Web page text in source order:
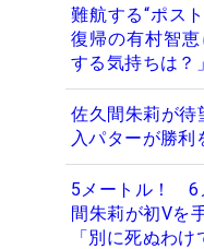
難航する“ポス
復帰の有村智
する気持ちは？
佐久間朱莉が
入パターが勝利
5メートル！
間朱莉が初Vを
「別に死ぬわけ